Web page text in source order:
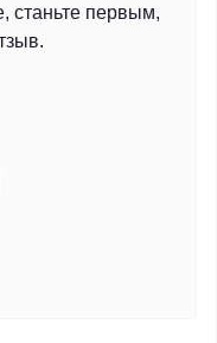
станьте первым,